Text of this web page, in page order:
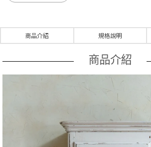
商品介紹 規格說明
商品介紹